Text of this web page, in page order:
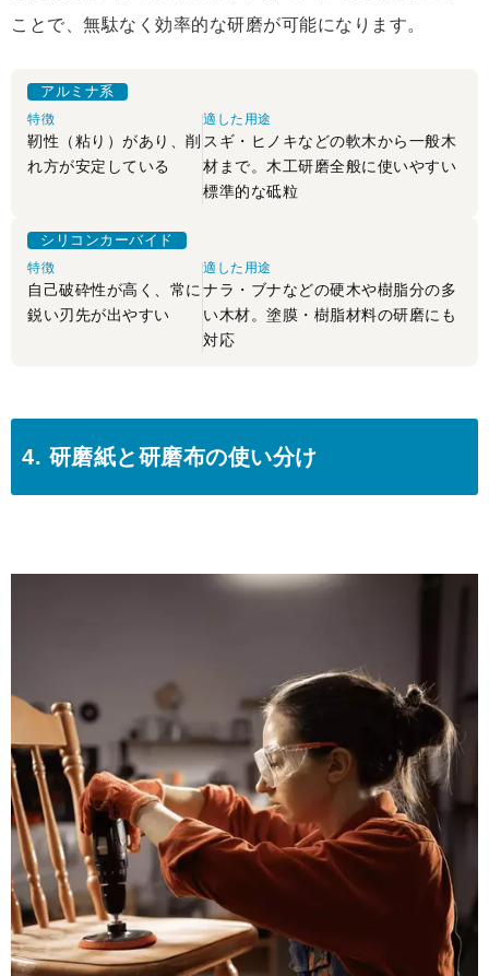
ことで、無駄なく効率的な研磨が可能になります。
アルミナ系
特徴
靭性（粘り）があり、削
れ方が安定している
適した用途
スギ・ヒノキなどの軟木から一般木
材まで。木工研磨全般に使いやすい
標準的な砥粒
シリコンカーバイド
特徴
自己破砕性が高く、常に
鋭い刃先が出やすい
適した用途
ナラ・ブナなどの硬木や樹脂分の多
い木材。塗膜・樹脂材料の研磨にも
対応
4. 研磨紙と研磨布の使い分け